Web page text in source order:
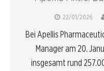
22/01/2026
Bei Apellis
Manager am 20.
insgesamt rund